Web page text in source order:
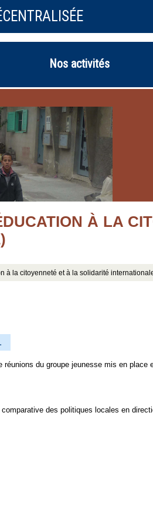
Nos activités
À LA
à la citoyenneté et à la solidarité
du groupe jeunesse mis en place
des politiques locales en